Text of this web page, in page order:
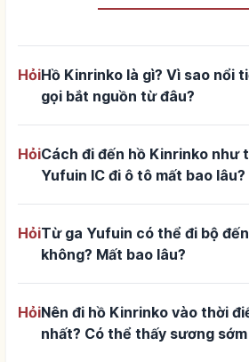
HỏiHồ Kinrinko là gì? Vì sao nổi
gọi bắt nguồn từ đâu?
HỏiCách đi đến hồ Kinrinko như
Yufuin IC đi ô tô mất bao lâu?
HỏiTừ ga Yufuin có thể đi bộ
không? Mất bao lâu?
HỏiNên đi hồ Kinrinko vào thời
nhất? Có thể thấy sương